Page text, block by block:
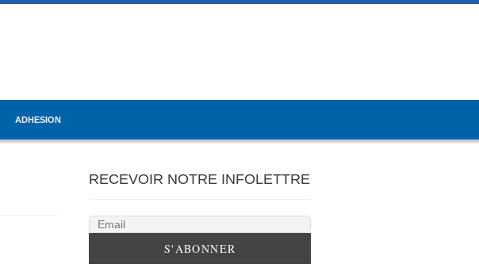
ADHESION
RECEVOIR NOTRE INFOLETTRE